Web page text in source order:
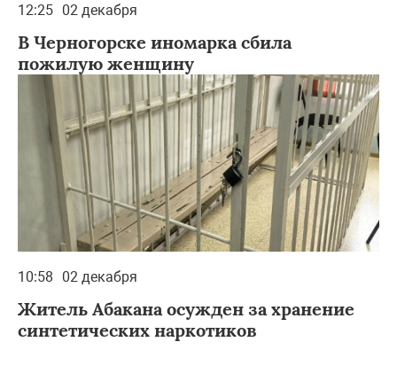
12:25 02 декабря
В Черногорске иномарка сбила
пожилую женщину
10:58 02 декабря
Житель Абакана осужден за хранение
синтетических наркотиков